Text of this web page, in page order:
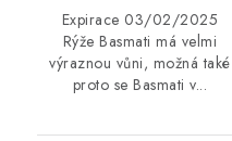
Expirace 03/02/2025
Rýže Basmati má velmi
výraznou vůni, možná také
proto se Basmati v...